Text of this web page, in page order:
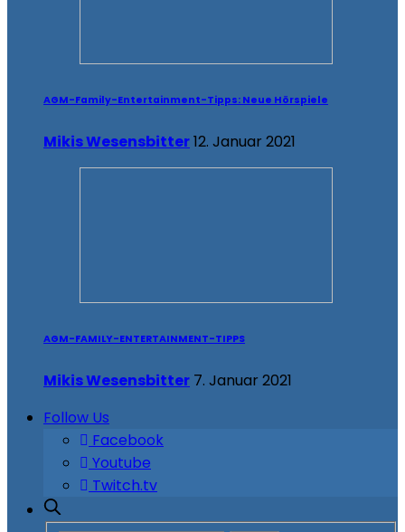
AGM-Family-Entertainment-Tipps: Neue Hörspiele
Mikis Wesensbitter12. Januar 2021
AGM-FAMILY-ENTERTAINMENT-TIPPS
Mikis Wesensbitter 7. Januar 2021
Follow Us
Facebook
Youtube
Twitch.tv